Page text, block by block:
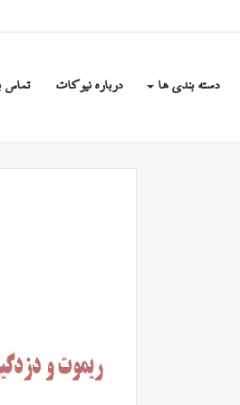
دسته بندی ها درباره نیوکات تماس